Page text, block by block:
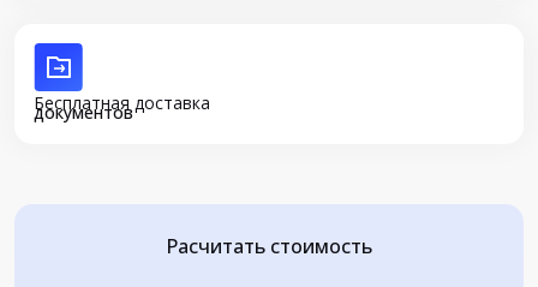
Бесплатная доставка
документов
Расчитать стоимость